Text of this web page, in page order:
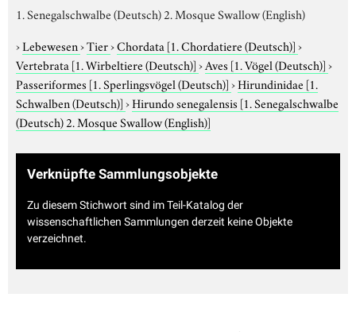
1. Senegalschwalbe (Deutsch) 2. Mosque Swallow (English)
›Lebewesen›Tier›Chordata [1. Chordatiere (Deutsch)]›
Vertebrata [1. Wirbeltiere (Deutsch)]›Aves [1. Vögel (Deutsch)]›
Passeriformes [1. Sperlingsvögel (Deutsch)]›Hirundinidae [1.
Schwalben (Deutsch)]›Hirundo senegalensis [1. Senegalschwalbe
(Deutsch) 2. Mosque Swallow (English)]
Verknüpfte Sammlungsobjekte
Zu diesem Stichwort sind im Teil-Katalog der
wissenschaftlichen Sammlungen derzeit keine Objekte
verzeichnet.